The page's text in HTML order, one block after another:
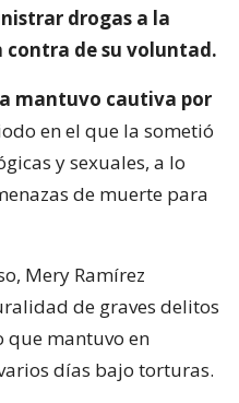
drogas a la
de su voluntad.
mantuvo cautiva por
en el que la sometió
y sexuales, a lo
de muerte para
Mery Ramírez
de graves delitos
mantuvo en
días bajo torturas.